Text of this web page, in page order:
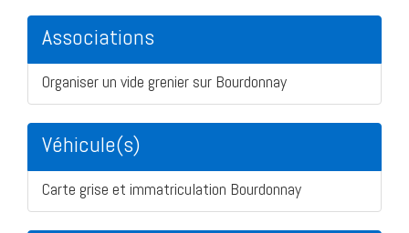
Associations
Organiser un vide grenier sur Bourdonnay
Véhicule(s)
Carte grise et immatriculation Bourdonnay